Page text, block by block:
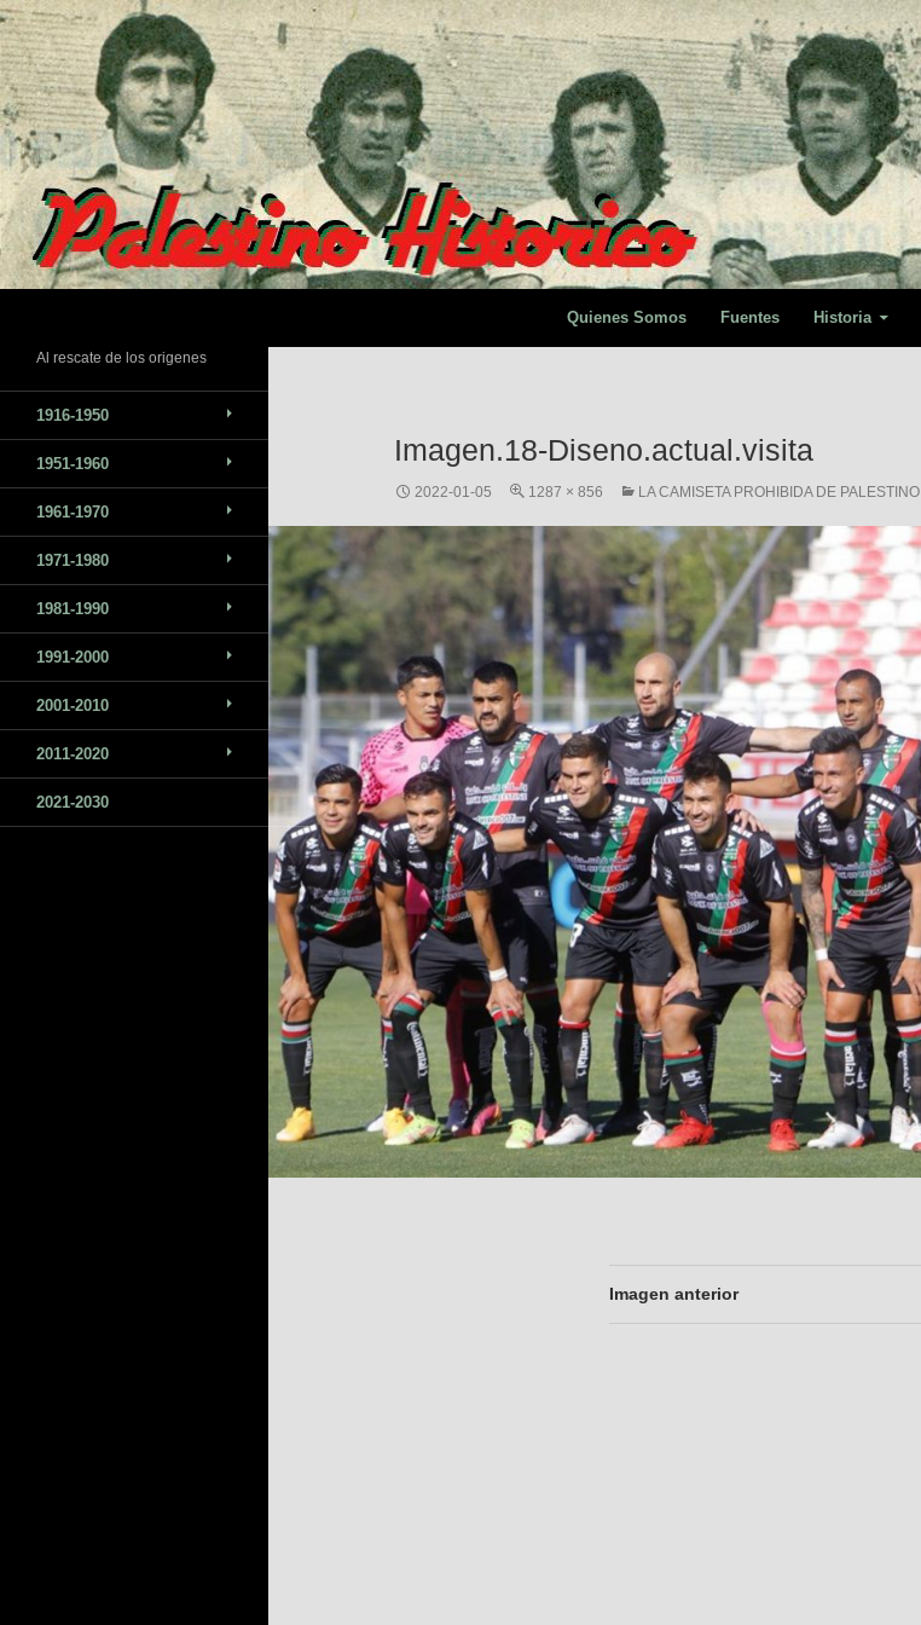
Saltar
al
contenido
Quienes Somos Fuentes Historia
Imagen.18-Diseno.actual.visita
2022-01-05 1287 × 856 LA CAMISETA PROHIBIDA DE PALESTINO
Imagen anterior
Al rescate de los origenes
1916-1950
1951-1960
1961-1970
1971-1980
1981-1990
1991-2000
2001-2010
2011-2020
2021-2030